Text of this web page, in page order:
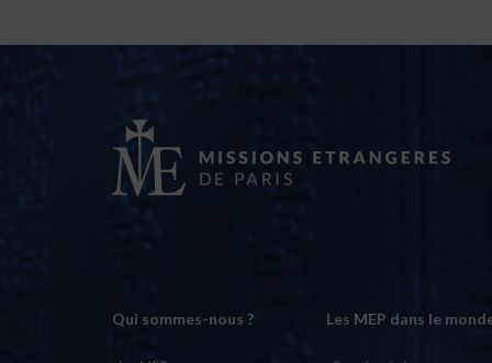
Qui sommes-nous ? Les MEP dans le